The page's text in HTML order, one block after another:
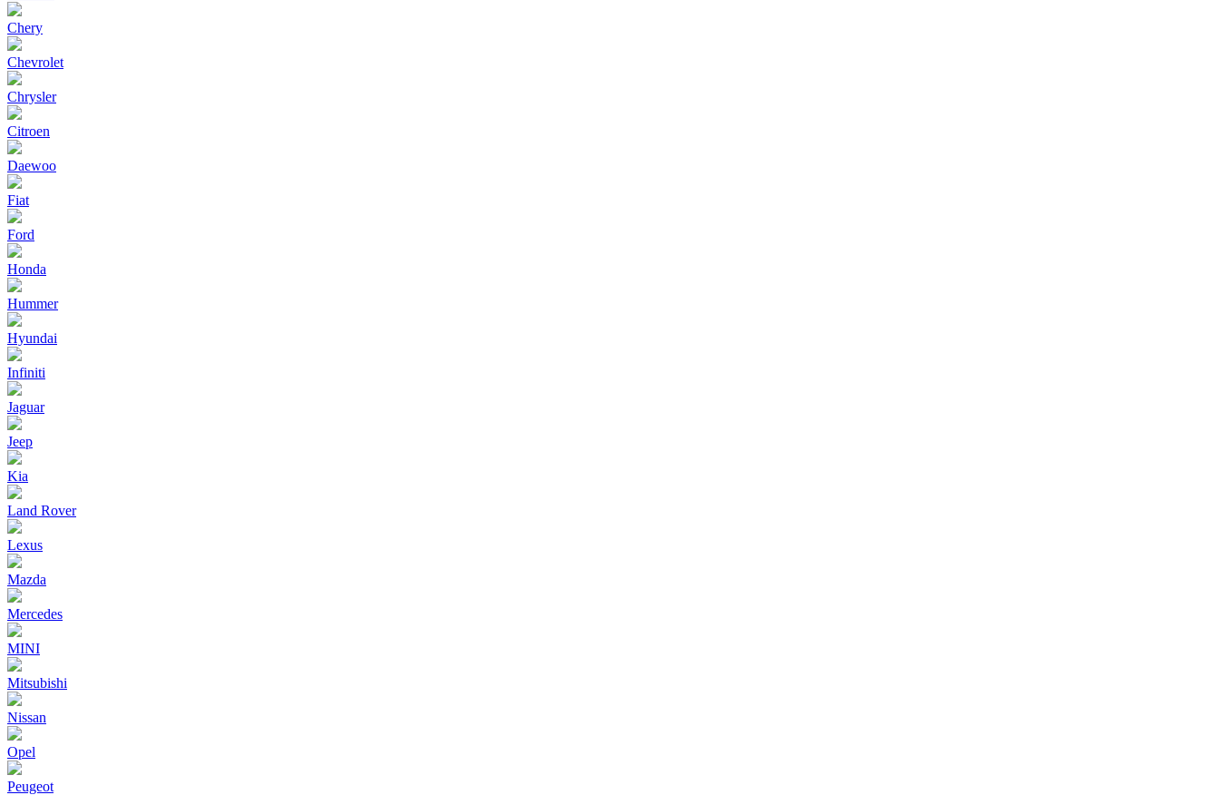
Chery
Chevrolet
Chrysler
Citroen
Daewoo
Fiat
Ford
Honda
Hummer
Hyundai
Infiniti
Jaguar
Jeep
Kia
Land Rover
Lexus
Mazda
Mercedes
MINI
Mitsubishi
Nissan
Opel
Peugeot